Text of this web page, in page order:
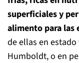
superficiales y
alimento para las
de ellas en
Humboldt, o en